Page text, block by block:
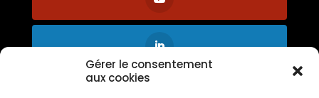
Gérer le consentement
aux cookies